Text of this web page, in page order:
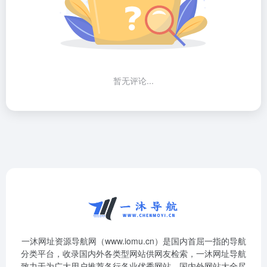
暂无评论...
一沐网址资源导航网（www.iomu.cn）是国内首屈一指的导航
分类平台，收录国内外各类型网站供网友检索，一沐网址导航